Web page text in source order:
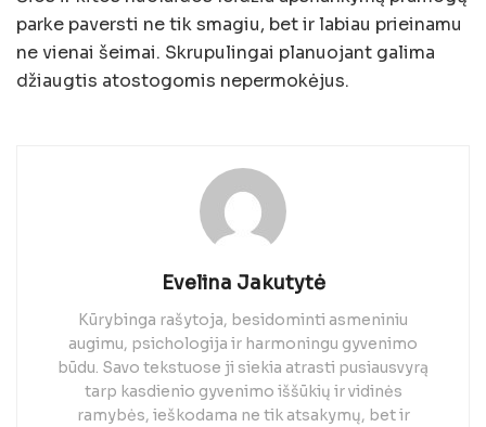
parke paversti ne tik smagiu, bet ir labiau prieinamu
ne vienai šeimai. Skrupulingai planuojant galima
džiaugtis atostogomis nepermokėjus.
Evelina Jakutytė
Kūrybinga rašytoja, besidominti asmeniniu
augimu, psichologija ir harmoningu gyvenimo
būdu. Savo tekstuose ji siekia atrasti pusiausvyrą
tarp kasdienio gyvenimo iššūkių ir vidinės
ramybės, ieškodama ne tik atsakymų, bet ir